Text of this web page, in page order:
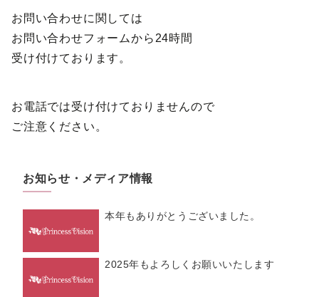
お問い合わせに関しては
お問い合わせフォームから24時間
受け付けております。
お電話では受け付けておりませんので
ご注意ください。
お知らせ・メディア情報
本年もありがとうございました。
2025年もよろしくお願いいたします